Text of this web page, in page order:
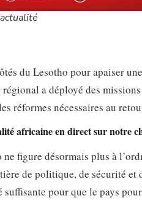
du Lesotho pour apaiser
a déployé des
réformes nécessaires au
africaine en direct sur notre
figure désormais plus à
de politique, de sécurité et
pour que le pays